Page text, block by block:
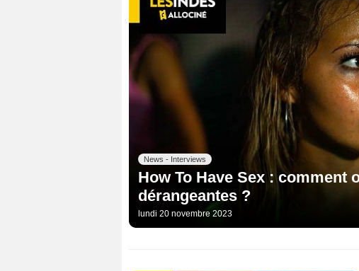
News - Interviews
How To Have Sex : comment
dérangeantes ?
lundi 20 novembre 2023